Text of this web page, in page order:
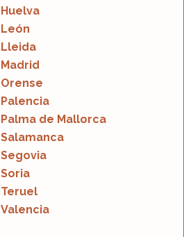
Huelva
León
Lleida
Madrid
Orense
Palencia
Palma de Mallorca
Salamanca
Segovia
Soria
Teruel
Valencia